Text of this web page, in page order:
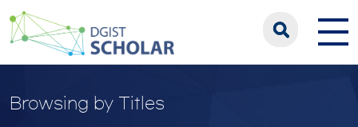
Browsing by Titles